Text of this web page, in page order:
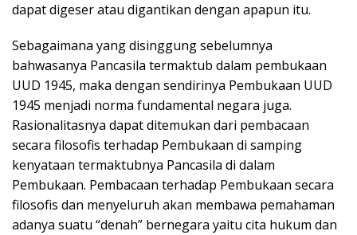
dapat digeser atau digantikan dengan apapun itu.
Sebagaimana yang disinggung sebelumnya
bahwasanya Pancasila termaktub dalam pembukaan
UUD 1945, maka dengan sendirinya Pembukaan UUD
1945 menjadi norma fundamental negara juga.
Rasionalitasnya dapat ditemukan dari pembacaan
secara filosofis terhadap Pembukaan di samping
kenyataan termaktubnya Pancasila di dalam
Pembukaan. Pembacaan terhadap Pembukaan secara
filosofis dan menyeluruh akan membawa pemahaman
adanya suatu “denah” bernegara yaitu cita hukum dan